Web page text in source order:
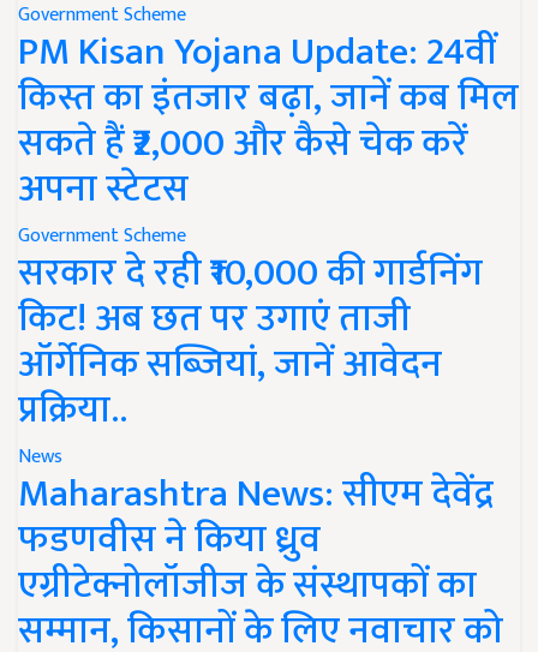
Government Scheme
PM Kisan Yojana Update: 24वीं
किस्त का इंतजार बढ़ा, जानें कब मिल
सकते हैं ₹2,000 और कैसे चेक करें
अपना स्टेटस
Government Scheme
सरकार दे रही ₹10,000 की गार्डनिंग
किट! अब छत पर उगाएं ताजी
ऑर्गेनिक सब्जियां, जानें आवेदन
प्रक्रिया..
News
Maharashtra News: सीएम देवेंद्र
फडणवीस ने किया ध्रुव
एग्रीटेक्नोलॉजीज के संस्थापकों का
सम्मान, किसानों के लिए नवाचार को